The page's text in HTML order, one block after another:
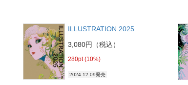
ILLUSTRATION 2025
3,080円（税込）
280pt (10%)
2024.12.09発売